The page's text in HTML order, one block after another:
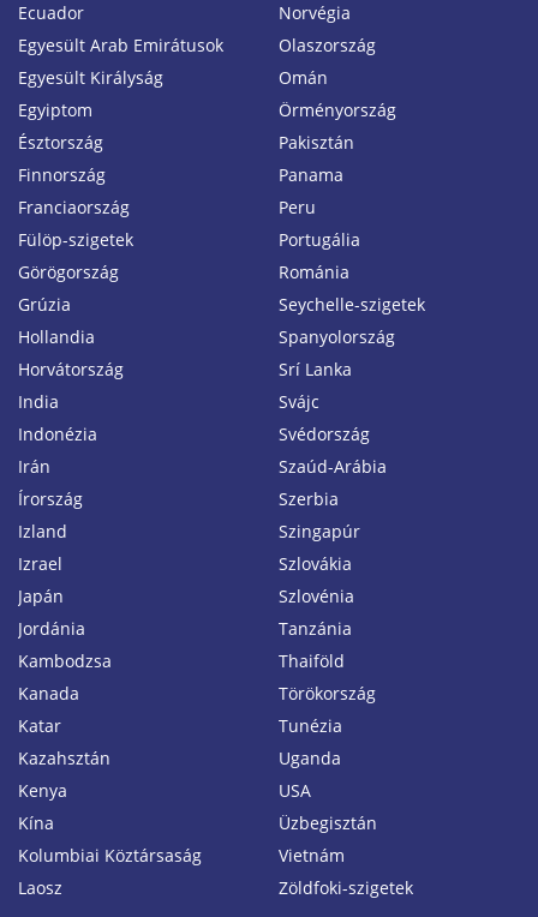
Ecuador
Egyesült Arab Emirátusok
Egyesült Királyság
Egyiptom
Észtország
Finnország
Franciaország
Fülöp-szigetek
Görögország
Grúzia
Hollandia
Horvátország
India
Indonézia
Irán
Írország
Izland
Izrael
Japán
Jordánia
Kambodzsa
Kanada
Katar
Kazahsztán
Kenya
Kína
Kolumbiai Köztársaság
Laosz
Norvégia
Olaszország
Omán
Örményország
Pakisztán
Panama
Peru
Portugália
Románia
Seychelle-szigetek
Spanyolország
Srí Lanka
Svájc
Svédország
Szaúd-Arábia
Szerbia
Szingapúr
Szlovákia
Szlovénia
Tanzánia
Thaiföld
Törökország
Tunézia
Uganda
USA
Üzbegisztán
Vietnám
Zöldfoki-szigetek